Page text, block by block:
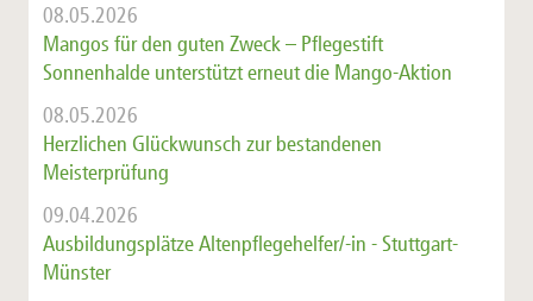
08.05.2026
Mangos für den guten Zweck – Pflegestift
Sonnenhalde unterstützt erneut die Mango-Aktion
08.05.2026
Herzlichen Glückwunsch zur bestandenen
Meisterprüfung
09.04.2026
Ausbildungsplätze Altenpflegehelfer/-in - Stuttgart-
Münster